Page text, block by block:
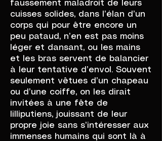
faussement maladroit de leurs
cuisses solides, dans l’élan d’un
corps qui pour être encore un
peu pataud, n’en est pas moins
léger et dansant, ou les mains
et les bras servent de balancier
à leur tentative d’envol. Souvent
seulement vêtues d’un chapeau
ou d’une coiffe, on les dirait
invitées à une fête de
lilliputiens, jouissant de leur
propre joie sans s’intéresser aux
immenses humains qui sont là à